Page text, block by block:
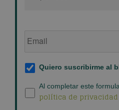
de
Suscripción
al
blog
*
Quiero suscribirme al
Política
de
Al completar este
política de privacidad